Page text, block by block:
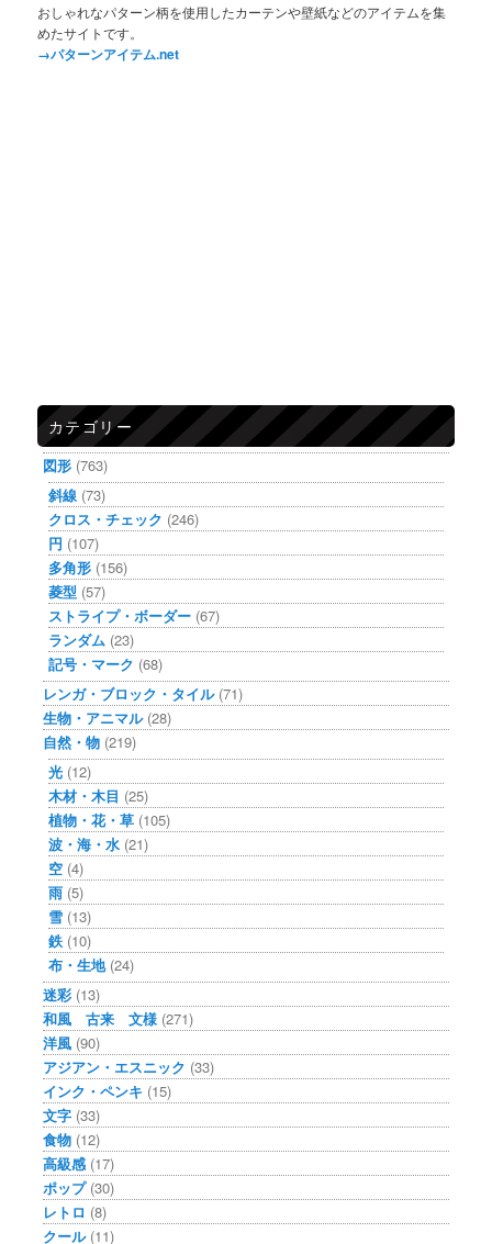
おしゃれなパターン柄を使用したカーテンや壁紙などのアイテムを集
めたサイトです。
→パターンアイテム.net
カテゴリー
図形 (763)
斜線 (73)
クロス・チェック (246)
円 (107)
多角形 (156)
菱型 (57)
ストライプ・ボーダー (67)
ランダム (23)
記号・マーク (68)
レンガ・ブロック・タイル(71)
生物・アニマル(28)
自然・物 (219)
光 (12)
木材・木目 (25)
植物・花・草 (105)
波・海・水 (21)
空 (4)
雨 (5)
雪 (13)
鉄 (10)
布・生地(24)
迷彩 (13)
和風 古来 文様 (271)
洋風 (90)
アジアン・エスニック (33)
インク・ペンキ (15)
文字 (33)
食物 (12)
高級感 (17)
ポップ(30)
レトロ (8)
クール(11)